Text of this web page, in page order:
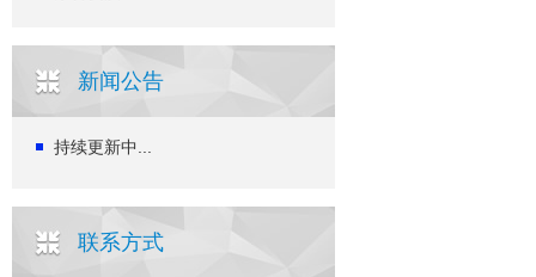
新闻公告
持续更新中...
联系方式